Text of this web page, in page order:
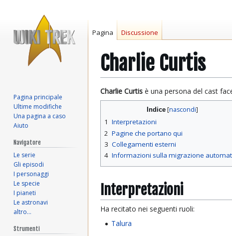
Charlie Curtis
Vai
alla
Vai
alla
Charlie Curtis è una persona del cast
Indice
1 Interpretazioni
2 Pagine che portano qui
3 Collegamenti esterni
4 Informazioni sulla migrazione
Interpretazioni
Ha recitato nei seguenti ruoli:
Talura
Pagina Discussione
Pagina principale
Ultime modifiche
Una pagina a caso
Aiuto
Navigatore
Le serie
Gli episodi
I personaggi
Le specie
I pianeti
Le astronavi
altro…
Strumenti